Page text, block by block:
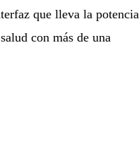
que lleva la potencia
con más de una